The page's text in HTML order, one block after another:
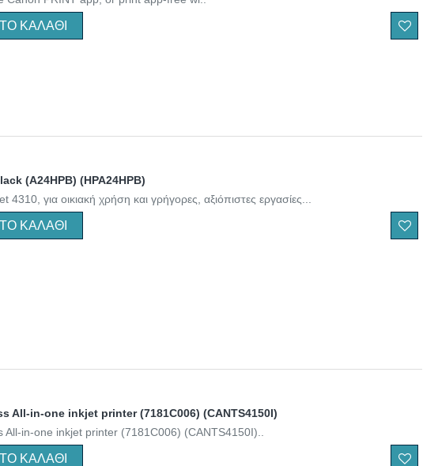
ΚΑΛΆΘΙ
(A24HPB) (HPA24HPB)
για οικιακή χρήση και γρήγορες, αξιόπιστες εργασίες...
ΚΑΛΆΘΙ
All-in-one inkjet printer (7181C006) (CANTS4150I)
in-one inkjet printer (7181C006) (CANTS4150I)..
ΚΑΛΆΘΙ